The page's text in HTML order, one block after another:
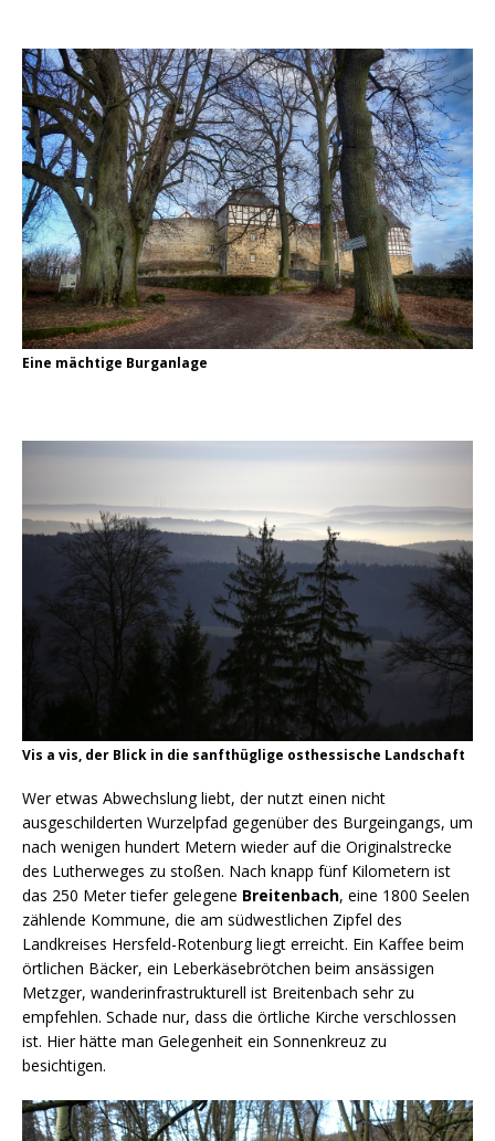
Eine mächtige Burganlage
Vis a vis, der Blick in die sanfthüglige osthessische Landschaft
Wer etwas Abwechslung liebt, der nutzt einen nicht
ausgeschilderten Wurzelpfad gegenüber des Burgeingangs, um
nach wenigen hundert Metern wieder auf die Originalstrecke
des Lutherweges zu stoßen. Nach knapp fünf Kilometern ist
das 250 Meter tiefer gelegene Breitenbach, eine 1800 Seelen
zählende Kommune, die am südwestlichen Zipfel des
Landkreises Hersfeld-Rotenburg liegt erreicht. Ein Kaffee beim
örtlichen Bäcker, ein Leberkäsebrötchen beim ansässigen
Metzger, wanderinfrastrukturell ist Breitenbach sehr zu
empfehlen. Schade nur, dass die örtliche Kirche verschlossen
ist. Hier hätte man Gelegenheit ein Sonnenkreuz zu
besichtigen.